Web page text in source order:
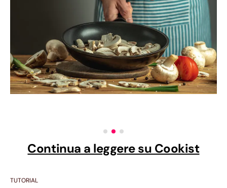
Continua a leggere su Cookist
TUTORIAL